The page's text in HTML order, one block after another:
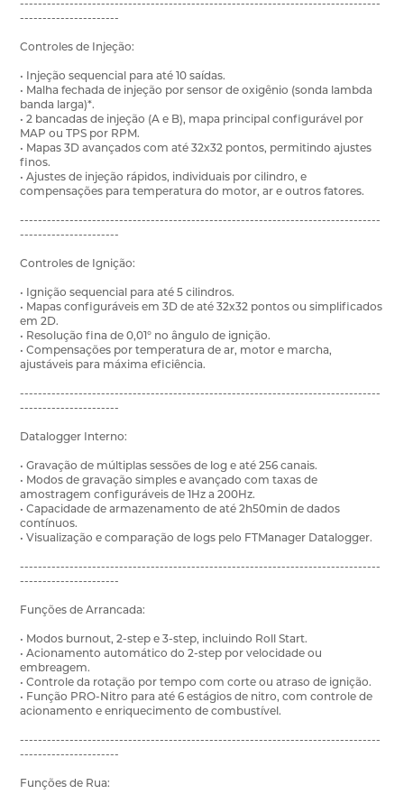
--------------------------------------------------------------------------------
----------------------
Controles de Injeção:
• Injeção sequencial para até 10 saídas.
• Malha fechada de injeção por sensor de oxigênio (sonda lambda
banda larga)*.
• 2 bancadas de injeção (A e B), mapa principal configurável por
MAP ou TPS por RPM.
• Mapas 3D avançados com até 32x32 pontos, permitindo ajustes
finos.
• Ajustes de injeção rápidos, individuais por cilindro, e
compensações para temperatura do motor, ar e outros fatores.
--------------------------------------------------------------------------------
----------------------
Controles de Ignição:
• Ignição sequencial para até 5 cilindros.
• Mapas configuráveis em 3D de até 32x32 pontos ou simplificados
em 2D.
• Resolução fina de 0,01° no ângulo de ignição.
• Compensações por temperatura de ar, motor e marcha,
ajustáveis para máxima eficiência.
--------------------------------------------------------------------------------
----------------------
Datalogger Interno:
• Gravação de múltiplas sessões de log e até 256 canais.
• Modos de gravação simples e avançado com taxas de
amostragem configuráveis de 1Hz a 200Hz.
• Capacidade de armazenamento de até 2h50min de dados
contínuos.
• Visualização e comparação de logs pelo FTManager Datalogger.
--------------------------------------------------------------------------------
----------------------
Funções de Arrancada:
• Modos burnout, 2-step e 3-step, incluindo Roll Start.
• Acionamento automático do 2-step por velocidade ou
embreagem.
• Controle da rotação por tempo com corte ou atraso de ignição.
• Função PRO-Nitro para até 6 estágios de nitro, com controle de
acionamento e enriquecimento de combustível.
--------------------------------------------------------------------------------
----------------------
Funções de Rua: